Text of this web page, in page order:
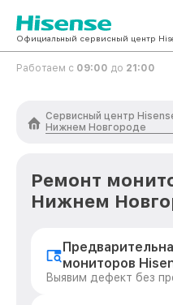
Официальный сервисный центр
Работаем с 09:00 до 21:00
Сервисный центр
Нижнем Новгороде
Ремонт
Нижнем
мониторов
Выявим дефект без